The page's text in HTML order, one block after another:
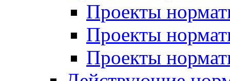
Проекты
Проекты
Проекты